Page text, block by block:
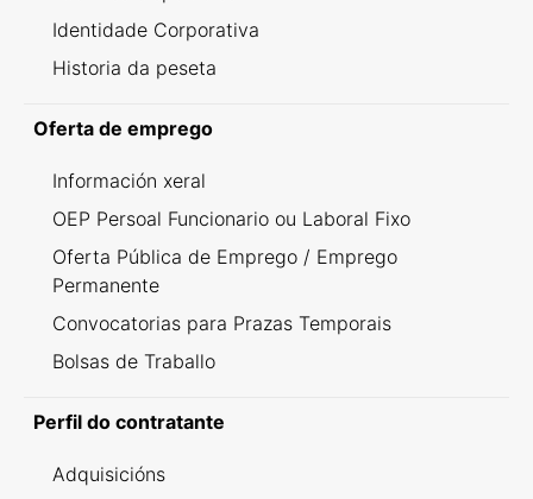
Identidade Corporativa
Historia da peseta
Oferta de emprego
Información xeral
OEP Persoal Funcionario ou Laboral Fixo
Oferta Pública de Emprego / Emprego
Permanente
Convocatorias para Prazas Temporais
Bolsas de Traballo
Perfil do contratante
Adquisicións